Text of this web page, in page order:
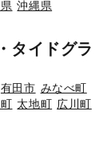
沖縄県
タイドグラ
有田市 みなべ町
太地町 広川町